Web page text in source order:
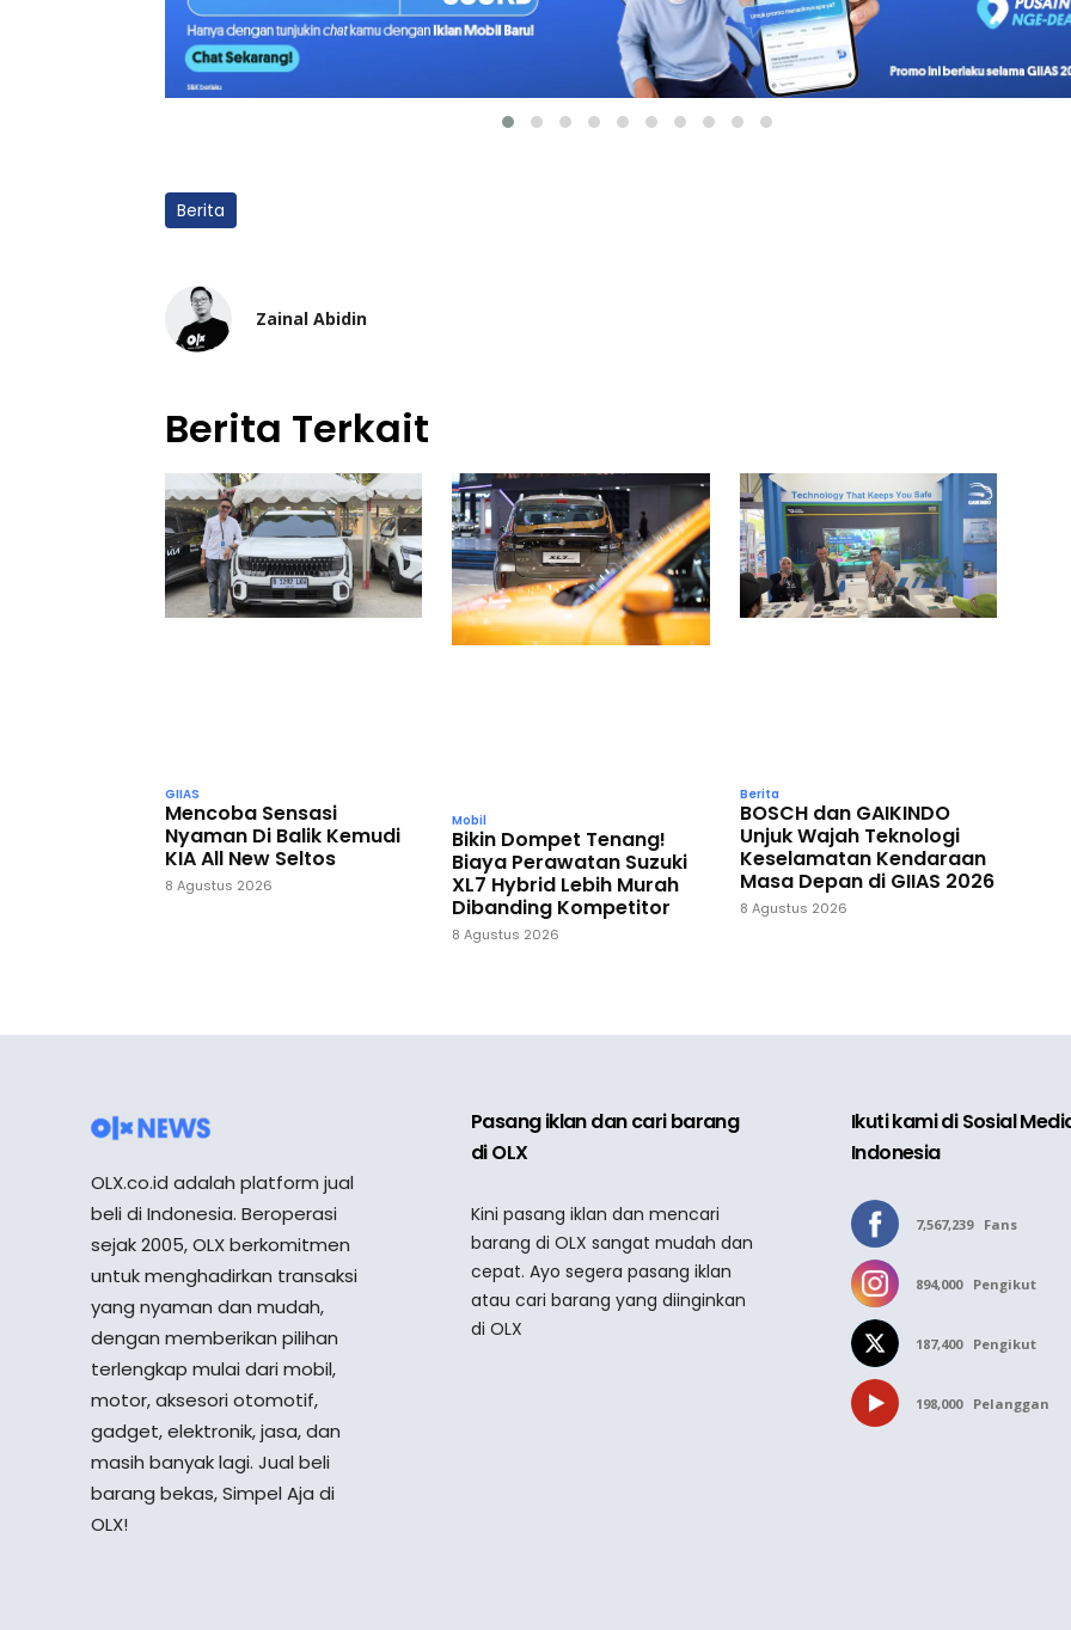
Berita
Zainal Abidin
Berita Terkait
GIIAS
Mencoba Sensasi
Nyaman Di Balik Kemudi
KIA All New Seltos
8 Agustus 2026
Mobil
Bikin Dompet Tenang!
Biaya Perawatan Suzuki
XL7 Hybrid Lebih Murah
Dibanding Kompetitor
8 Agustus 2026
Berita
BOSCH dan GAIKINDO
Unjuk Wajah Teknologi
Keselamatan Kendaraan
Masa Depan di GIIAS 2026
8 Agustus 2026
OLX.co.id adalah platform jual
beli di Indonesia. Beroperasi
sejak 2005, OLX berkomitmen
untuk menghadirkan transaksi
yang nyaman dan mudah,
dengan memberikan pilihan
terlengkap mulai dari mobil,
motor, aksesori otomotif,
gadget, elektronik, jasa, dan
masih banyak lagi. Jual beli
barang bekas, Simpel Aja di
OLX!
Pasang iklan dan cari barang
di OLX
Kini pasang iklan dan mencari
barang di OLX sangat mudah dan
cepat. Ayo segera pasang iklan
atau cari barang yang diinginkan
di OLX
Ikuti kami di Sosial
Indonesia
7,567,239 Fans
894,000 Pengikut
187,400 Pengikut
198,000 Pelanggan